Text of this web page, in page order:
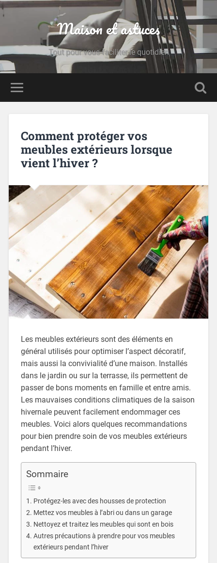
Maison et astuces
Tout pour vous faciliter le quotidien
Comment protéger vos
meubles extérieurs lorsque
vient l’hiver ?
Les meubles extérieurs sont des éléments en
général utilisés pour optimiser l’aspect décoratif,
mais aussi la convivialité d’une maison. Installés
dans le jardin ou sur la terrasse, ils permettent de
passer de bons moments en famille et entre amis.
Les mauvaises conditions climatiques de la saison
hivernale peuvent facilement endommager ces
meubles. Voici alors quelques recommandations
pour bien prendre soin de vos meubles extérieurs
pendant l’hiver.
Sommaire
Protégez-les avec des housses de protection
Mettez vos meubles à l’abri ou dans un garage
Nettoyez et traitez les meubles qui sont en bois
Autres précautions à prendre pour vos meubles
extérieurs pendant l’hiver